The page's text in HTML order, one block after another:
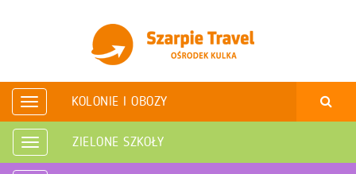
Rozwiń
nawigację
KOLONIE I OBOZY
Rozwiń
nawigację
ZIELONE SZKOŁY